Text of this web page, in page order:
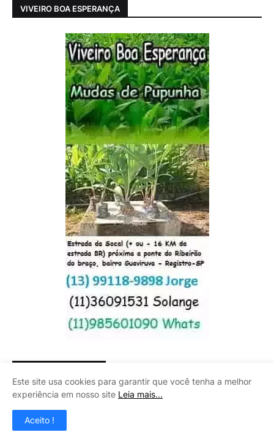
VIVEIRO BOA ESPERANÇA
Este site usa cookies para garantir que você tenha a melhor
experiência em nosso site Leia mais...
Aceito !